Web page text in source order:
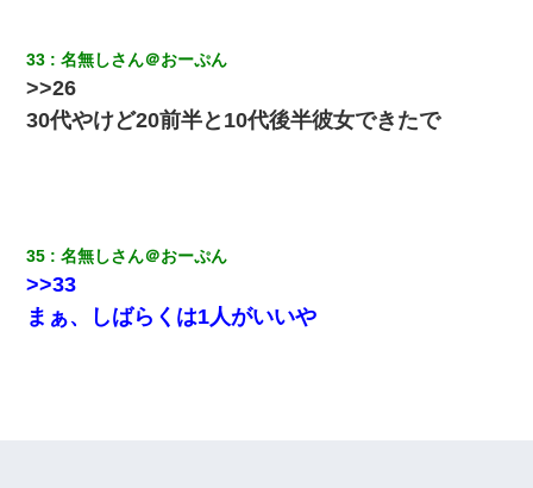
33 名無しさん＠おーぷん
>>26
30代やけど20前半と10代後半彼女できたで
35 名無しさん＠おーぷん
>>33
まぁ、しばらくは1人がいいや